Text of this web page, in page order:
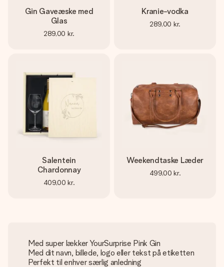
Gin Gaveæske med
Glas
289,00 kr.
Kranie-vodka
289,00 kr.
Salentein
Chardonnay
409,00 kr.
Weekendtaske Læder
499,00 kr.
Med super lækker YourSurprise Pink Gin
Med dit navn, billede, logo eller tekst på etiketten
Perfekt til enhver særlig anledning